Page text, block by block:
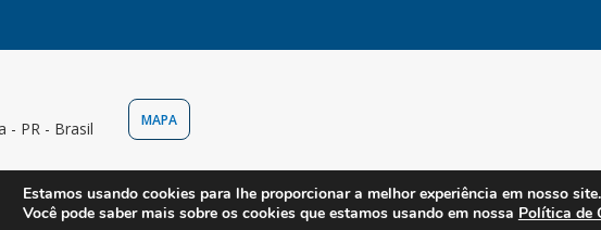
- PR - Brasil
MAPA
Copyright © 2024 Instituto Pelé Pequeno Príncipe. Todos os direitos
Estamos usando cookies para lhe proporcionar a melhor experiência em nosso site.
Você pode saber mais sobre os cookies que estamos usando em nossa Política de